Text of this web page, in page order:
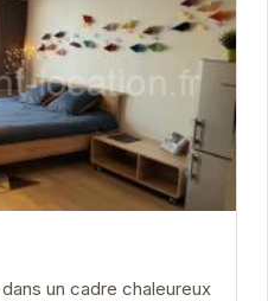
un cadre chaleureux